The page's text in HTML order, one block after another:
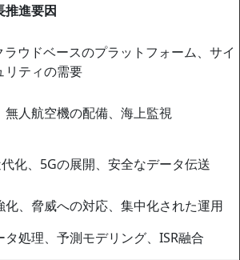
推進要因
ラウドベースのプラットフォーム、サイ
リティの需要
無人航空機の配備、海上監視
化、5Gの展開、安全なデータ伝送
化、脅威への対応、集中化された運用
タ処理、予測モデリング、ISR融合